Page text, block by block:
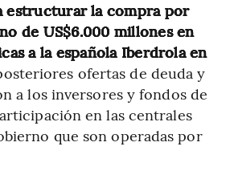
estructurar la compra por
de US$6.000 millones en
a la española Iberdrola en
ofertas de deuda y
a los inversores y fondos de
en las centrales
que son operadas por